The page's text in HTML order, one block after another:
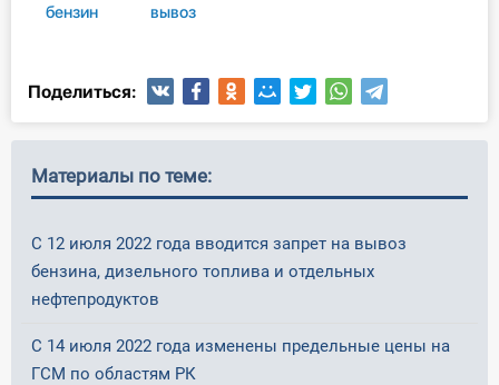
бензин вывоз
Поделиться:
Материалы по теме:
С 12 июля 2022 года вводится запрет на вывоз
бензина, дизельного топлива и отдельных
нефтепродуктов
С 14 июля 2022 года изменены предельные цены на
ГСМ по областям РК